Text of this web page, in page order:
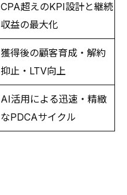
CPA超えのKPI設計と継続
収益の最大化
獲得後の顧客育成・解約
抑止・LTV向上
AI活用による迅速・精緻
なPDCAサイクル